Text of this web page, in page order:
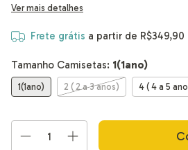
Ver mais detalhes
Frete grátis a partir de R$349,90
Tamanho Camisetas: 1(1ano)
1(1ano) 2 ( 2 a 3 anos) 4 ( 4 a 5